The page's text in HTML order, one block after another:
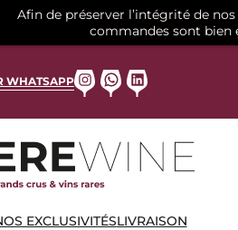
WHATSAPPInstagram
WhatsApp
LinkedIn
EXCLUSIVITÉSLIVRAISON
Afin de préserver l’intégrité de
commandes sont bien